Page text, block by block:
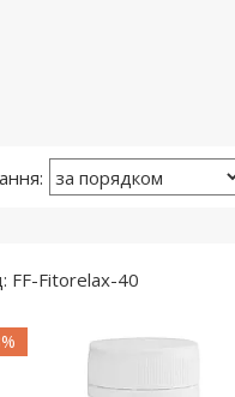
FF-Fitorelax-40